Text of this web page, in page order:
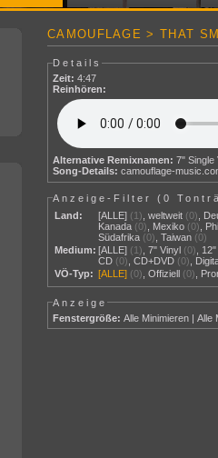
CAMOUFLAGE > THAT
Details
Zeit: 4:47
Reinhören:
Alternative Remixnamen:
Song-Details: camouflage-
Anzeige-Filter (0
Land:
[ALLE] (1) ,weltweit (0)
Kanada (0) Mexiko (0)
Südafrika (0) ,Taiwan (0)
Medium: [ALLE] (1) ,7" Vinyl (0)
CD (0) ,CD+DVD (0)
VÖ-Typ: [ALLE] (0) ,Offiziell (0)
Anzeige
Fenstergröße: Alle Minimieren |Alle